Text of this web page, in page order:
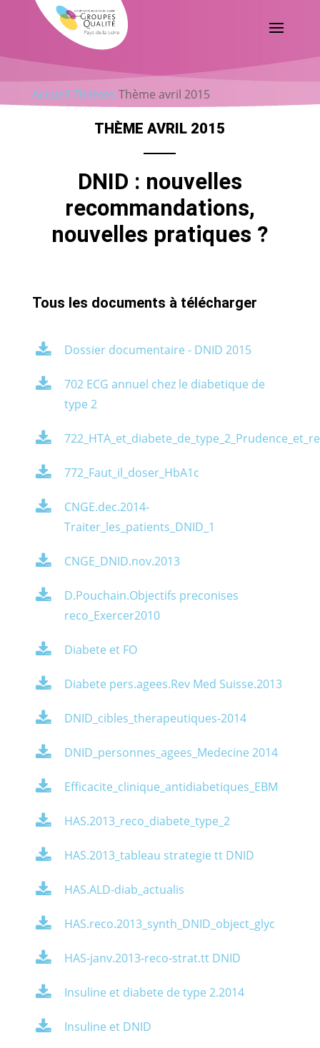
Accueil Thèmes Thème avril 2015
THÈME AVRIL 2015
DNID : nouvelles
recommandations,
nouvelles pratiques ?
Tous les documents à télécharger
Dossier documentaire - DNID 2015
702 ECG annuel chez le diabetique de
type 2
772_Faut_il_doser_HbA1c
CNGE.dec.2014-
Traiter_les_patients_DNID_1
CNGE_DNID.nov.2013
D.Pouchain.Objectifs preconises
reco_Exercer2010
Diabete et FO
Diabete pers.agees.Rev Med Suisse.2013
DNID_cibles_therapeutiques-2014
DNID_personnes_agees_Medecine 2014
Efficacite_clinique_antidiabetiques_EBM
HAS.2013_reco_diabete_type_2
HAS.2013_tableau strategie tt DNID
HAS.ALD-diab_actualis
HAS.reco.2013_synth_DNID_object_glyc
HAS-janv.2013-reco-strat.tt DNID
Insuline et diabete de type 2.2014
Insuline et DNID